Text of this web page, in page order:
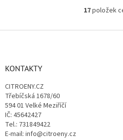
Jumpy, Xsara a Xsara Picasso....
O
l
17položek
KONTAKTY
CITROENY.CZ
Třebíčská 1678/60
594 01 Velké Meziříčí
IČ: 45642427
Tel.: 731849422
E-mail: info@citroeny.cz